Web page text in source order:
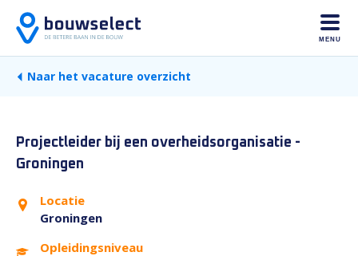
MENU
Naar het vacature overzicht
Projectleider bij een overheidsorganisatie -
Groningen
Locatie
Groningen
Opleidingsniveau